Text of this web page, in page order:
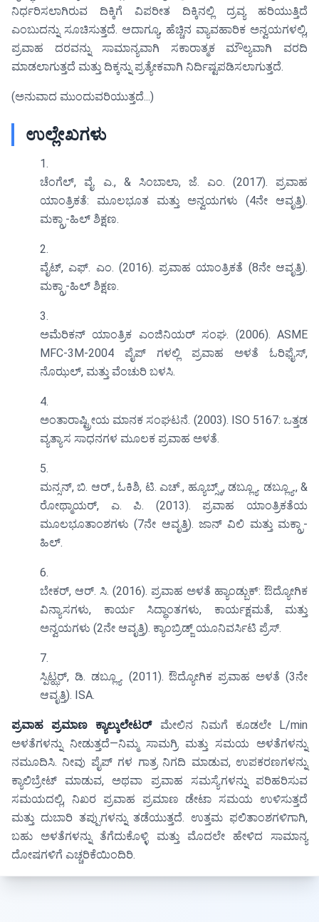
ನಿರ್ಧರಿಸಲಾಗಿರುವ ದಿಕ್ಕಿಗೆ ವಿಪರೀತ ದಿಕ್ಕಿನಲ್ಲಿ ದ್ರವ್ಯ ಹರಿಯುತ್ತಿದೆ
ಎಂಬುದನ್ನು ಸೂಚಿಸುತ್ತದೆ. ಆದಾಗ್ಯೂ, ಹೆಚ್ಚಿನ ವ್ಯಾವಹಾರಿಕ ಅನ್ವಯಗಳಲ್ಲಿ,
ಪ್ರವಾಹ ದರವನ್ನು ಸಾಮಾನ್ಯವಾಗಿ ಸಕಾರಾತ್ಮಕ ಮೌಲ್ಯವಾಗಿ ವರದಿ
ಮಾಡಲಾಗುತ್ತದೆ ಮತ್ತು ದಿಕ್ಕನ್ನು ಪ್ರತ್ಯೇಕವಾಗಿ ನಿರ್ದಿಷ್ಟಪಡಿಸಲಾಗುತ್ತದೆ.
(ಅನುವಾದ ಮುಂದುವರಿಯುತ್ತದೆ...)
ಉಲ್ಲೇಖಗಳು
ಚೆಂಗೆಲ್, ವೈ. ಎ., & ಸಿಂಬಾಲಾ, ಜೆ. ಎಂ. (2017). ಪ್ರವಾಹ
ಯಾಂತ್ರಿಕತೆ: ಮೂಲಭೂತ ಮತ್ತು ಅನ್ವಯಗಳು (4ನೇ ಆವೃತ್ತಿ).
ಮಕ್ಗ್ರಾ-ಹಿಲ್ ಶಿಕ್ಷಣ.
ವೈಟ್, ಎಫ್. ಎಂ. (2016). ಪ್ರವಾಹ ಯಾಂತ್ರಿಕತೆ (8ನೇ ಆವೃತ್ತಿ).
ಮಕ್ಗ್ರಾ-ಹಿಲ್ ಶಿಕ್ಷಣ.
ಅಮೆರಿಕನ್ ಯಾಂತ್ರಿಕ ಎಂಜಿನಿಯರ್ ಸಂಘ. (2006). ASME
MFC-3M-2004 ಪೈಪ್ ಗಳಲ್ಲಿ ಪ್ರವಾಹ ಅಳತೆ ಓರಿಫೈಸ್,
ನೊಝಲ್, ಮತ್ತು ವೆಂಚುರಿ ಬಳಸಿ.
ಅಂತಾರಾಷ್ಟ್ರೀಯ ಮಾನಕ ಸಂಘಟನೆ. (2003). ISO 5167: ಒತ್ತಡ
ವ್ಯತ್ಯಾಸ ಸಾಧನಗಳ ಮೂಲಕ ಪ್ರವಾಹ ಅಳತೆ.
ಮನ್ಸನ್, ಬಿ. ಆರ್., ಓಕಿಶಿ, ಟಿ. ಎಚ್., ಹ್ಯೂಬ್ಸ್ಕ್, ಡಬ್ಲ್ಯೂ. ಡಬ್ಲ್ಯೂ., &
ರೋಥ್ಮಾಯರ್, ಎ. ಪಿ. (2013). ಪ್ರವಾಹ ಯಾಂತ್ರಿಕತೆಯ
ಮೂಲಭೂತಾಂಶಗಳು (7ನೇ ಆವೃತ್ತಿ). ಜಾನ್ ವಿಲಿ ಮತ್ತು ಮಕ್ಗ್ರಾ-
ಹಿಲ್.
ಬೇಕರ್, ಆರ್. ಸಿ. (2016). ಪ್ರವಾಹ ಅಳತೆ ಹ್ಯಾಂಡ್ಬುಕ್: ಔದ್ಯೋಗಿಕ
ವಿನ್ಯಾಸಗಳು, ಕಾರ್ಯ ಸಿದ್ಧಾಂತಗಳು, ಕಾರ್ಯಕ್ಷಮತೆ, ಮತ್ತು
ಅನ್ವಯಗಳು (2ನೇ ಆವೃತ್ತಿ). ಕ್ಯಾಂಬ್ರಿಡ್ಜ್ ಯೂನಿವರ್ಸಿಟಿ ಪ್ರೆಸ್.
ಸ್ಪಿಟ್ಝರ್, ಡಿ. ಡಬ್ಲ್ಯೂ. (2011). ಔದ್ಯೋಗಿಕ ಪ್ರವಾಹ ಅಳತೆ (3ನೇ
ಆವೃತ್ತಿ). ISA.
ಪ್ರವಾಹ ಪ್ರಮಾಣ ಕ್ಯಾಲ್ಕುಲೇಟರ್ಮೇಲಿನ ನಿಮಗೆ ಕೂಡಲೇ L/min
ಅಳತೆಗಳನ್ನು ನೀಡುತ್ತದೆ—ನಿಮ್ಮ ಸಾಮಗ್ರಿ ಮತ್ತು ಸಮಯ ಅಳತೆಗಳನ್ನು
ನಮೂದಿಸಿ. ನೀವು ಪೈಪ್ ಗಳ ಗಾತ್ರ ನಿಗದಿ ಮಾಡುವ, ಉಪಕರಣಗಳನ್ನು
ಕ್ಯಾಲಿಬ್ರೇಟ್ ಮಾಡುವ, ಅಥವಾ ಪ್ರವಾಹ ಸಮಸ್ಯೆಗಳನ್ನು ಪರಿಹರಿಸುವ
ಸಮಯದಲ್ಲಿ, ನಿಖರ ಪ್ರವಾಹ ಪ್ರಮಾಣ ಡೇಟಾ ಸಮಯ ಉಳಿಸುತ್ತದೆ
ಮತ್ತು ದುಬಾರಿ ತಪ್ಪುಗಳನ್ನು ತಡೆಯುತ್ತದೆ. ಉತ್ತಮ ಫಲಿತಾಂಶಗಳಿಗಾಗಿ,
ಬಹು ಅಳತೆಗಳನ್ನು ತೆಗೆದುಕೊಳ್ಳಿ ಮತ್ತು ಮೊದಲೇ ಹೇಳಿದ ಸಾಮಾನ್ಯ
ದೋಷಗಳಿಗೆ ಎಚ್ಚರಿಕೆಯಿಂದಿರಿ.